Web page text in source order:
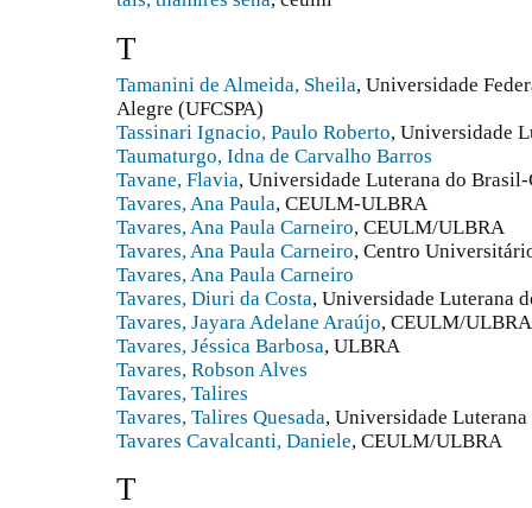
T
Tamanini de Almeida, Sheila, Universidade
Alegre (UFCSPA)
Tassinari Ignacio, Paulo Roberto, Universidade
Taumaturgo, Idna de Carvalho Barros
Tavane, Flavia, Universidade Luterana do Brasil-
Tavares, Ana Paula, CEULM-ULBRA
Tavares, Ana Paula Carneiro, CEULM/ULBRA
Tavares, Ana Paula Carneiro, Centro
Tavares, Ana Paula Carneiro
Tavares, Diuri da Costa, Universidade Luterana
Tavares, Jayara Adelane Araújo, CEULM/ULBRA
Tavares, Jéssica Barbosa, ULBRA
Tavares, Robson Alves
Tavares, Talires
Tavares, Talires Quesada, Universidade
Tavares Cavalcanti, Daniele, CEULM/ULBRA
T